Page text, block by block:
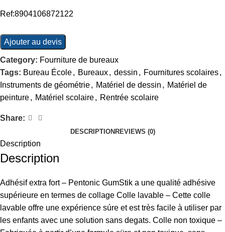
Ref:8904106872122
Ajouter au devis
Category: Fourniture de bureaux
Tags: Bureau École, Bureaux, dessin , Fournitures scolaires,
Instruments de géométrie, Matériel de dessin , Matériel de
peinture, Matériel scolaire, Rentrée scolaire
Share:
DESCRIPTION REVIEWS (0)
Description
Description
Adhésif extra fort – Pentonic GumStik a une qualité adhésive
supérieure en termes de collage Colle lavable – Cette colle
lavable offre une expérience súre et est très facile à utiliser par
les enfants avec une solution sans degats. Colle non toxique –